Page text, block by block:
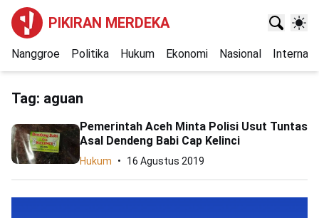
PIKIRAN MERDEKA
Nanggroe Politika Hukum Ekonomi Nasional
Tag: aguan
Pemerintah Aceh Minta Polisi Usut Tuntas
Asal Dendeng Babi Cap Kelinci
Hukum 16 Agustus 2019